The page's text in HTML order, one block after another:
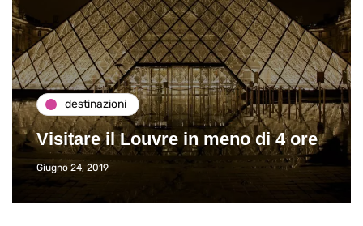
destinazioni
Visitare il Louvre in meno di 4 ore
Giugno 24, 2019